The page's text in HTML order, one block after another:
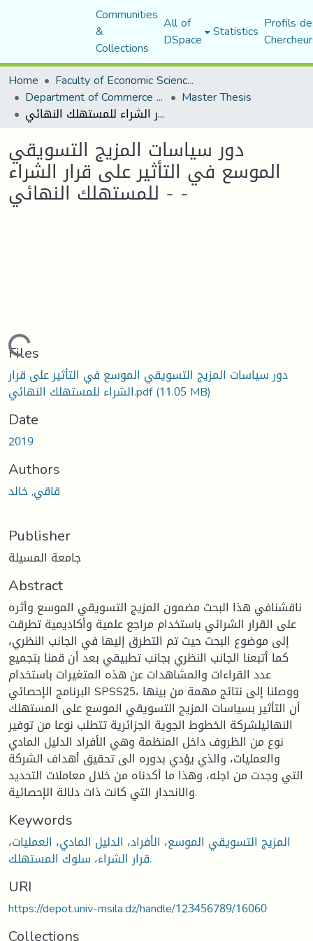
Communities
&
Collections
All of
DSpace Statistics Profils
Home
Faculty of Economic Sciences, Commerce and Management Sciences
Department of Commerce Science Master Thesis
دور سياسات المزيج التسويقي الموسع في التأثير على قرار الشراء للمستهلك النهائي - -
دور سياسات المزيج التسويقي
الموسع في التأثير على قرار الشراء
للمستهلك النهائي - -
Loading...
Files
دور سياسات المزيج التسويقي الموسع في التأثير على قرار
الشراء للمستهلك النهائي.pdf(11.05 MB)
Date
2019
Authors
قاقي, خالد
Publisher
جامعة المسيلة
Abstract
ناقشنافي هذا البحث مضمون المزيج التسويقي الموسع وأثره
على القرار الشرائي باستخدام مراجع علمية وأكاديمية تطرقت
إلى موضوع البحث حيث تم التطرق إليها في الجانب النظري،
كما أتبعنا الجانب النظري بجانب تطبيقي بعد أن قمنا بتجميع
عدد القراءات والمشاهدات عن هذه المتغيرات باستخدام
البرنامج الإحصائي SPSS25، ووصلنا إلى نتائج مهمة من بينها
أن التأثير بسياسات المزيج التسويقي الموسع على المستهلك
النهائيلشركة الخطوط الجوية الجزائرية تتطلب نوعا من توفير
نوع من الظروف داخل المنظمة وهي الأفراد الدليل المادي
والعمليات، والذي يؤدي بدوره الى تحقيق أهداف الشركة
التي وجدت من اجله، وهذا ما أكدناه من خلال معاملات التحديد
والانحدار التي كانت ذات دلالة الإحصائية.
Keywords
المزيج التسويقي الموسع، الأفراد، الدليل المادي، العمليات،
قرار الشراء، سلوك المستهلك.
URI
https://depot.univ-msila.dz/handle/123456789/16060